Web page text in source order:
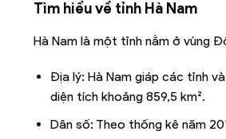
Tìm hiểu về tỉnh Hà Nam
Hà Nam là một tỉnh nằm ở vùng
Địa lý: Hà Nam giáp các tỉnh
diện tích khoảng 859,5 km².
Dân số: Theo thống kê năm